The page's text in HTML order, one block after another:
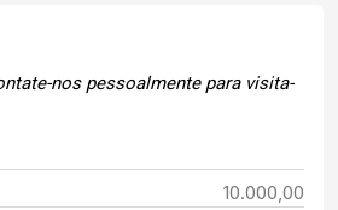
nos pessoalmente para visita-
10.000,00